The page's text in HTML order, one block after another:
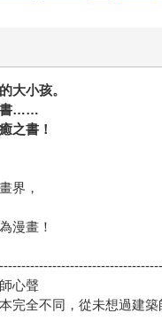
大小孩。
書……
之書！
界，
漫畫！
心聲
完全不同，從未想過建築